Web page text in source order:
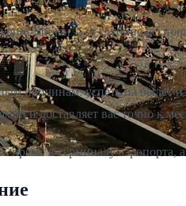
Милан — в глубине
причинам: успеть на вылет
и доставляет вас точно к
к терминалу аэропорта,